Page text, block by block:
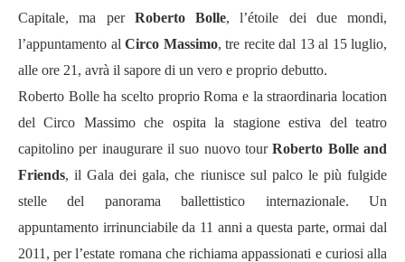
Capitale, ma per Roberto Bolle, l’étoile dei due mondi,
l’appuntamento al Circo Massimo, tre recite dal 13 al 15 luglio,
alle ore 21, avrà il sapore di un vero e proprio debutto.
Roberto Bolle ha scelto proprio Roma e la straordinaria location
del Circo Massimo che ospita la stagione estiva del teatro
capitolino per inaugurare il suo nuovo tourRoberto Bolle and
Friends, il Gala dei gala, che riunisce sul palco le più fulgide
stelle del panorama ballettistico internazionale. Un
appuntamento irrinunciabile da 11 anni a questa parte, ormai dal
2011, per l’estate romana che richiama appassionati e curiosi alla